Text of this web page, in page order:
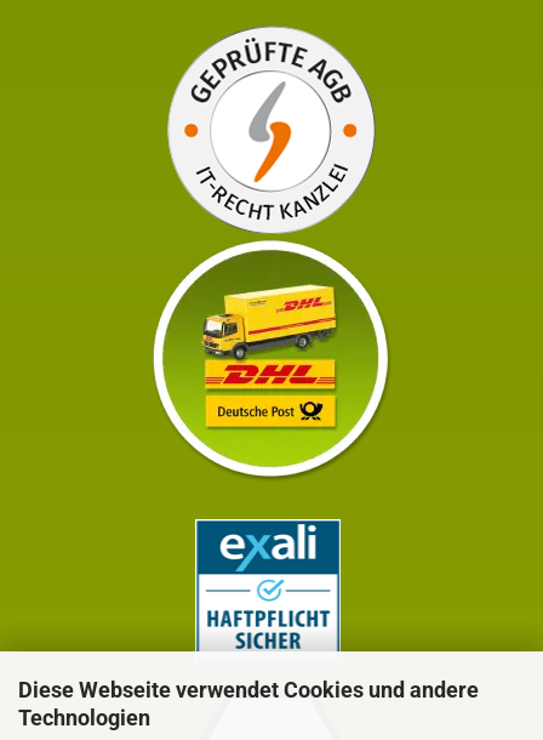
Diese Webseite verwendet Cookies und andere
Technologien